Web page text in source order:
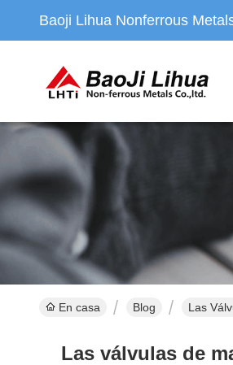
Baoji Lihua Nonferrous
En casa Blog Las
Las válvulas de